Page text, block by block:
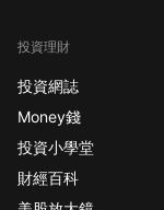
投資理財
投資網誌
Money錢
投資小學堂
財經百科